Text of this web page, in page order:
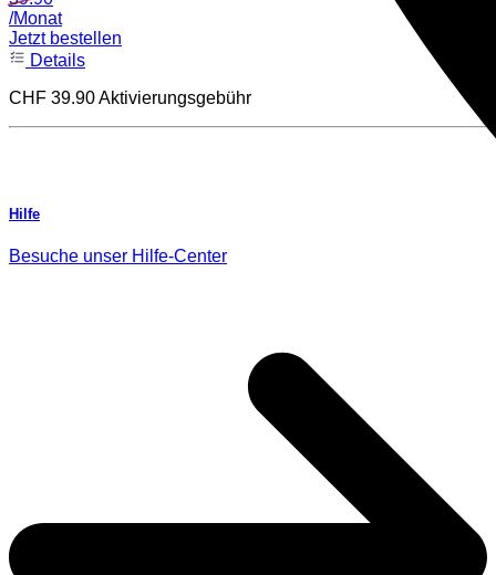
/Monat
Jetzt bestellen
Details
CHF 39.90 Aktivierungsgebühr
Hilfe
Besuche unser Hilfe-Center